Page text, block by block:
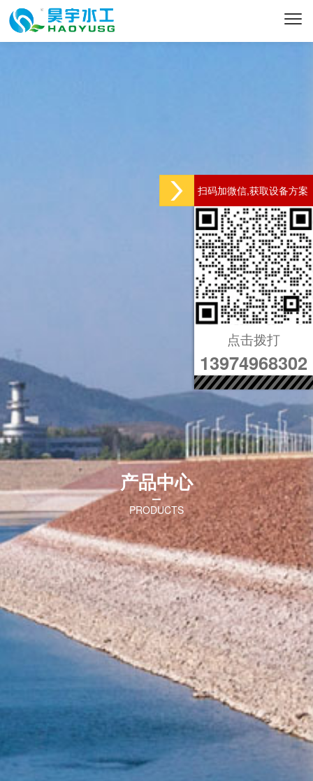
产品中心
PRODUCTS
扫码加微信,获取设备方案
点击拨打
13974968302